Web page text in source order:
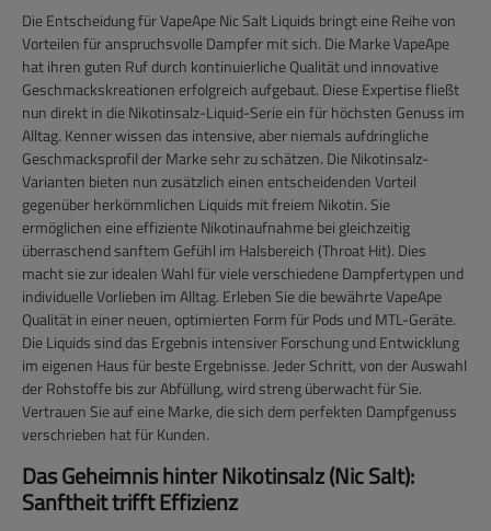
Die Entscheidung für VapeApe Nic Salt Liquids bringt eine Reihe von
Vorteilen für anspruchsvolle Dampfer mit sich. Die Marke VapeApe
hat ihren guten Ruf durch kontinuierliche Qualität und innovative
Geschmackskreationen erfolgreich aufgebaut. Diese Expertise fließt
nun direkt in die Nikotinsalz-Liquid-Serie ein für höchsten Genuss im
Alltag. Kenner wissen das intensive, aber niemals aufdringliche
Geschmacksprofil der Marke sehr zu schätzen. Die Nikotinsalz-
Varianten bieten nun zusätzlich einen entscheidenden Vorteil
gegenüber herkömmlichen Liquids mit freiem Nikotin. Sie
ermöglichen eine effiziente Nikotinaufnahme bei gleichzeitig
überraschend sanftem Gefühl im Halsbereich (Throat Hit). Dies
macht sie zur idealen Wahl für viele verschiedene Dampfertypen und
individuelle Vorlieben im Alltag. Erleben Sie die bewährte VapeApe
Qualität in einer neuen, optimierten Form für Pods und MTL-Geräte.
Die Liquids sind das Ergebnis intensiver Forschung und Entwicklung
im eigenen Haus für beste Ergebnisse. Jeder Schritt, von der Auswahl
der Rohstoffe bis zur Abfüllung, wird streng überwacht für Sie.
Vertrauen Sie auf eine Marke, die sich dem perfekten Dampfgenuss
verschrieben hat für Kunden.
Das Geheimnis hinter Nikotinsalz (Nic Salt):
Sanftheit trifft Effizienz